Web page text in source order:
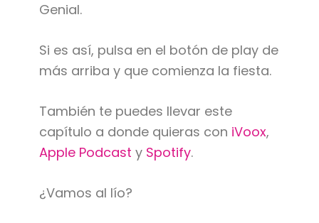
Genial.
Si es así, pulsa en el botón de play de
más arriba y que comienza la fiesta.
También te puedes llevar este
capítulo a donde quieras con iVoox,
Apple Podcast y Spotify.
¿Vamos al lío?